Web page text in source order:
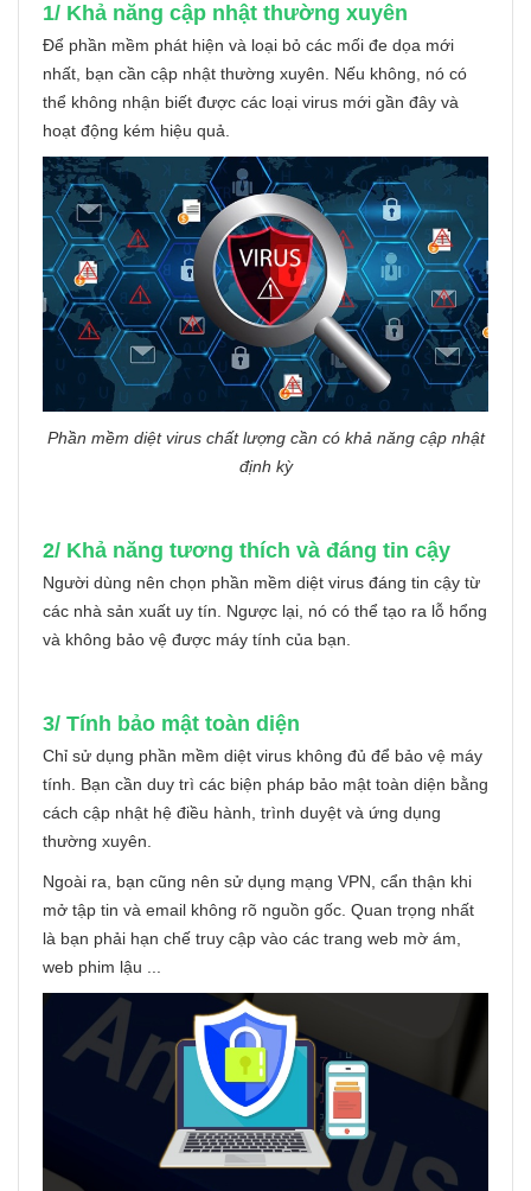
1/ Khả năng cập nhật thường xuyên
Để phần mềm phát hiện và loại bỏ các mối đe dọa mới
nhất, bạn cần cập nhật thường xuyên. Nếu không, nó có
thể không nhận biết được các loại virus mới gần đây và
hoạt động kém hiệu quả.
Phần mềm diệt virus chất lượng cần có khả năng cập nhật
định kỳ
2/ Khả năng tương thích và đáng tin cậy
Người dùng nên chọn phần mềm diệt virus đáng tin cậy từ
các nhà sản xuất uy tín. Ngược lại, nó có thể tạo ra lỗ hổng
và không bảo vệ được máy tính của bạn.
3/ Tính bảo mật toàn diện
Chỉ sử dụng phần mềm diệt virus không đủ để bảo vệ máy
tính. Bạn cần duy trì các biện pháp bảo mật toàn diện bằng
cách cập nhật hệ điều hành, trình duyệt và ứng dụng
thường xuyên.
Ngoài ra, bạn cũng nên sử dụng mạng VPN, cẩn thận khi
mở tập tin và email không rõ nguồn gốc. Quan trọng nhất
là bạn phải hạn chế truy cập vào các trang web mờ ám,
web phim lậu ...